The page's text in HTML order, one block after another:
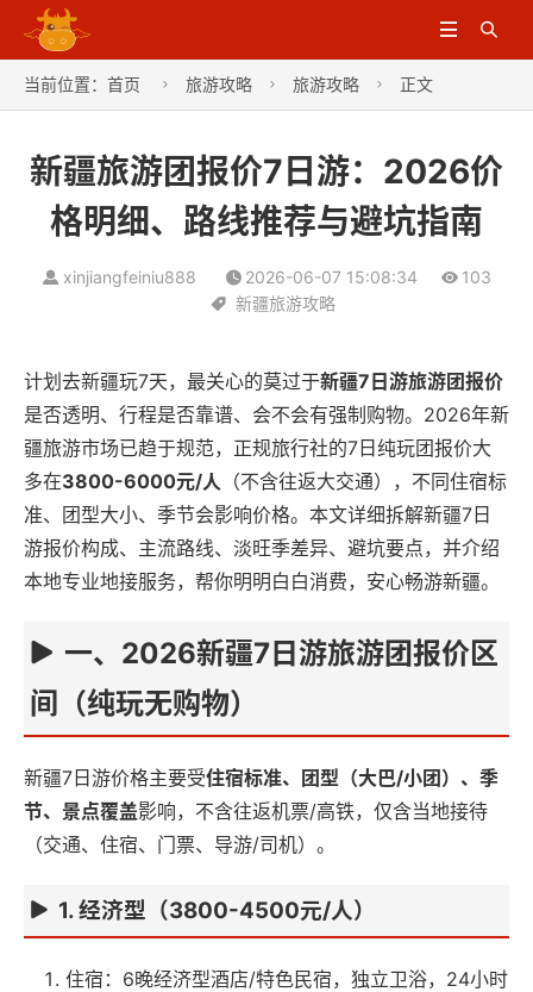


当前位置： 首页  旅游攻略  旅游攻略  正文
新疆旅游团报价7日游：2026价
格明细、路线推荐与避坑指南
xinjiangfeiniu888 2026-06-07 15:08:34
103
新疆旅游攻略
计划去新疆玩7天，最关心的莫过于新疆7日游旅游团报价
是否透明、行程是否靠谱、会不会有强制购物。2026年新
疆旅游市场已趋于规范，正规旅行社的7日纯玩团报价大
多在3800-6000元/人 （不含往返大交通），不同住宿标
准、团型大小、季节会影响价格。本文详细拆解新疆7日
游报价构成、主流路线、淡旺季差异、避坑要点，并介绍
本地专业地接服务，帮你明明白白消费，安心畅游新疆。
一、2026新疆7日游旅游团报价区
间（纯玩无购物）
新疆7日游价格主要受住宿标准、团型（大巴/小团）、季
节、景点覆盖影响，不含往返机票/高铁，仅含当地接待
（交通、住宿、门票、导游/司机）。
1. 经济型（3800-4500元/人）
住宿：6晚经济型酒店/特色民宿，独立卫浴，24小时